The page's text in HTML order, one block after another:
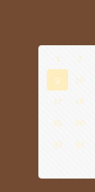
1 2
9 10
17 18
25 26
33 34